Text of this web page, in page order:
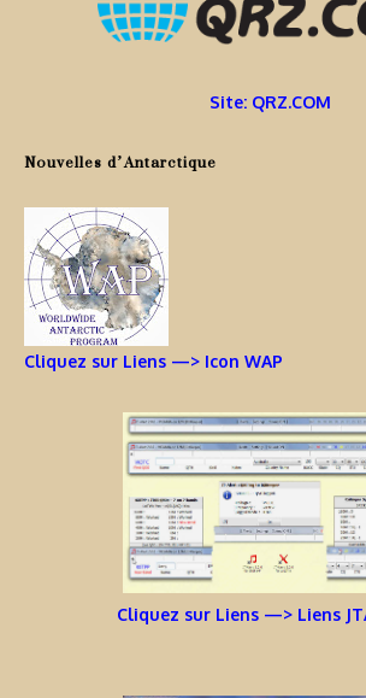
Site: QRZ.COM
Nouvelles d’Antarctique
Cliquez sur Liens —> Icon WAP
Cliquez sur Liens —> Liens